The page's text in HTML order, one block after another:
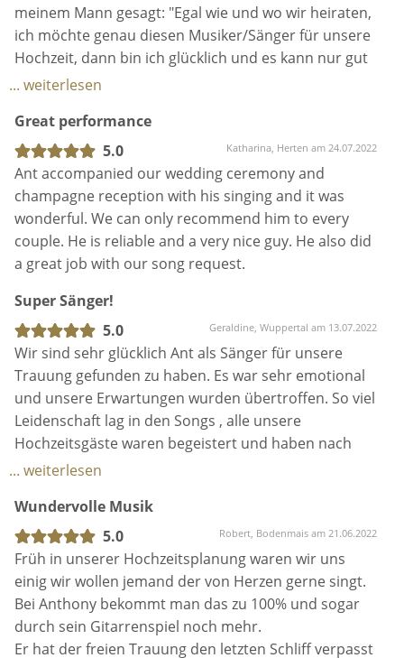
durcheinander kam und wir länger beim Essen
saßen als geplant, hat Anthony sich spontan seine
Gitarre geschnappt und einfach drinnen für uns
weitergespielt.
seine Musik unseren Tag abgerundet und einfach
nur perfekt gemacht.
Zudem war der Kontakt einfach total freundlich,
unkompliziert und professionell!
Für uns steht jetzt schon fest: Wenn wir in 25 Jahren
Silberhochzeit haben, dann nur mit Anthony!
wonderful. We can only recommend him to every
couple. He is reliable and a very nice guy. He also did
a great job with our song request.
5.0
Wir sind sehr glücklich Ant als Sänger für unsere
Trauung gefunden zu haben. Es war sehr emotional
und unsere Erwartungen wurden übertroffen. So viel
Leidenschaft lag in den Songs , alle unsere
Hochzeitsgäste waren begeistert und haben nach
ihm gefragt. Aber das wichtigste war, dass es für uns
... weiterlesen
Wundervolle Musik
5.0
Robert, Bodenmais am 21.06.2022
Früh in unserer Hochzeitsplanung waren wir uns
einig wir wollen jemand der von Herzen gerne singt.
Bei Anthony bekommt man das zu 100% und sogar
durch sein Gitarrenspiel noch mehr.
Er hat der freien Trauung den letzten Schliff verpasst
und beim anschließenden Sektempfang hat er uns
dass er unsere Hochzeit mit seinem tollen Talent
Musikalisch untermalt hat.
... weiterlesen
Herzensempfehlung: Spart euch den DJ und
investiert in Anthony
5.0
Michelle, GutsAlm Harlachberg, Bodenmais am 21.06.2022
Schon als Kind habe ich mir auf meiner Hochzeit
einen Straßenmusiker gewünscht - wieso? Sie
machen meiner Meinung nach die beste Musik, wer